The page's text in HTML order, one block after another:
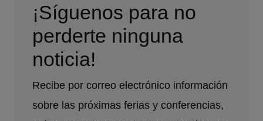
¡Síguenos para no
perderte ninguna
noticia!
Recibe por correo electrónico información
sobre las próximas ferias y conferencias,